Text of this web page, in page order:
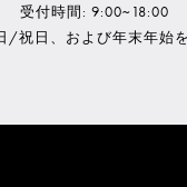
受付時間: 9:00~18:00
/祝日、および年末年始